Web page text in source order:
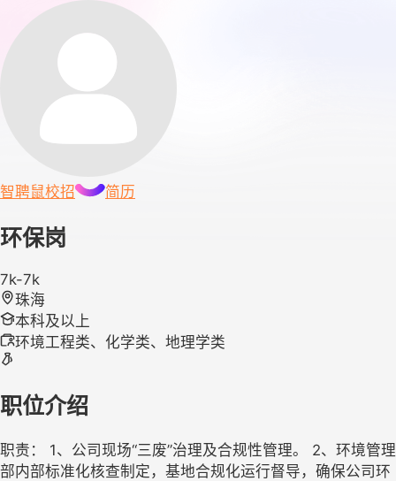
智聘鼠校招 简历
环保岗
7k-7k
珠海
本科及以上
环境工程类、化学类、地理学类
职位介绍
职责： 1、公司现场“三废”治理及合规性管理。 2、环境管理
部内部标准化核查制定，基地合规化运行督导，确保公司环